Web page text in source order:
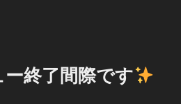
終了間際です